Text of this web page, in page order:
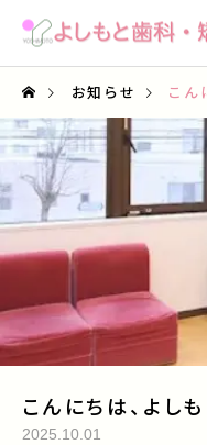
お知らせ こん
こんにちは、よし
2025.10.01